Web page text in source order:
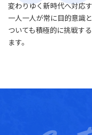
変わりゆく新時代へ対応
一人一人が常に目的意識
ついても積極的に挑戦す
ます。